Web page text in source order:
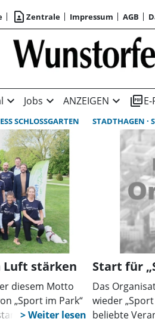
contact_page Zentrale Impressum AGB
expand_more Jobs expand_more ANZEIGEN expand_more picture_as_pdfE-
SCHLOSSGARTEN
Luft stärken
diesem Motto
„Sport im Park“
STADTHAGEN
Start für
Das
wieder
beliebte